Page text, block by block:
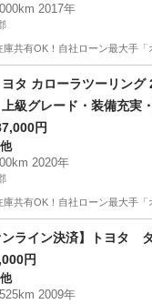
2017年
庫共有OK！自社ローン最大手
ェルファイア
ヨタ カローラツーリン
上級グレード・装備充実
適ワゴン！🚗💨
円
2020年
庫共有OK！自社ローン最大手
の他ンライン決済】トヨタ
円
2009年